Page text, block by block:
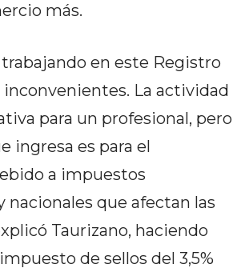
más.
trabajando en este Registro
La actividad
para un profesional, pero
ingresa es para el
a impuestos
nacionales que afectan las
Taurizano, haciendo
de sellos del 3,5%